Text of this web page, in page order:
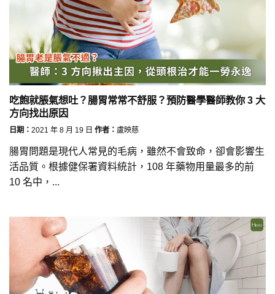
吃飽就脹氣想吐？腸胃常常不舒服？預防醫學醫師教你 3 大
方向找出原因
日期： 2021 年 8 月 19 日 作者： 盧映慈
腸胃問題是現代人常見的毛病，雖然不會致命，卻會影響生
活品質。根據健保署資料統計，108 年藥物用量最多的前
10 名中，...